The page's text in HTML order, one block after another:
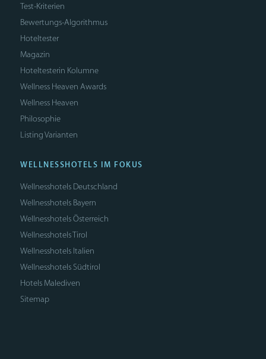
Test-Kriterien
Bewertungs-Algorithmus
Hoteltester
Magazin
Hoteltesterin Kolumne
Wellness Heaven Awards
Wellness Heaven
Philosophie
Listing Varianten
WELLNESSHOTELS IM FOKUS
Wellnesshotels Deutschland
Wellnesshotels Bayern
Wellnesshotels Österreich
Wellnesshotels Tirol
Wellnesshotels Italien
Wellnesshotels Südtirol
Hotels Malediven
Sitemap